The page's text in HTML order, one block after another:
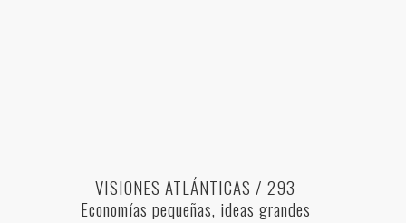
VISIONES ATLÁNTICAS / 293
Economías pequeñas, ideas grandes